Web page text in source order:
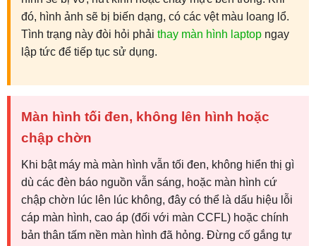
đó, hình ảnh sẽ bị biến dạng, có các vệt màu loang lổ.
Tình trạng này đòi hỏi phải thay màn hình laptopngay
lập tức để tiếp tục sử dụng.
Màn hình tối đen, không lên hình hoặc
chập chờn
Khi bật máy mà màn hình vẫn tối đen, không hiển thị gì
dù các đèn báo nguồn vẫn sáng, hoặc màn hình cứ
chập chờn lúc lên lúc không, đây có thể là dấu hiệu lỗi
cáp màn hình, cao áp (đối với màn CCFL) hoặc chính
bản thân tấm nền màn hình đã hỏng. Đừng cố gắng tự